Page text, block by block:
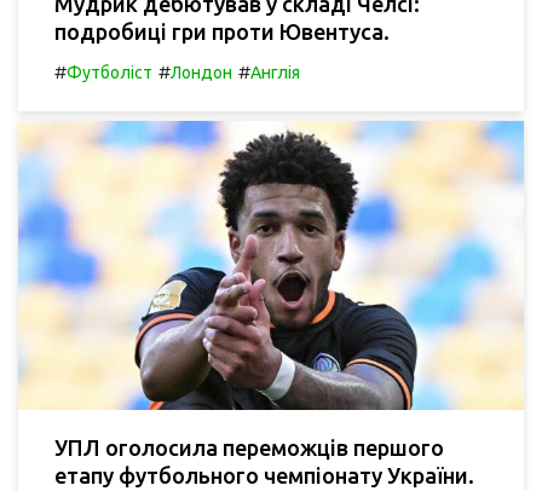
подробиці гри проти Ювентуса.
#Футболіст #Лондон #Англія
УПЛ оголосила переможців першого
етапу футбольного чемпіонату України.